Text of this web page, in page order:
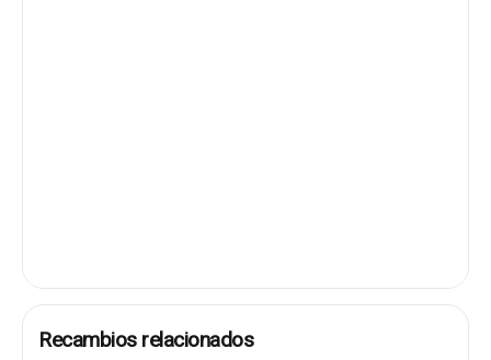
Recambios relacionados